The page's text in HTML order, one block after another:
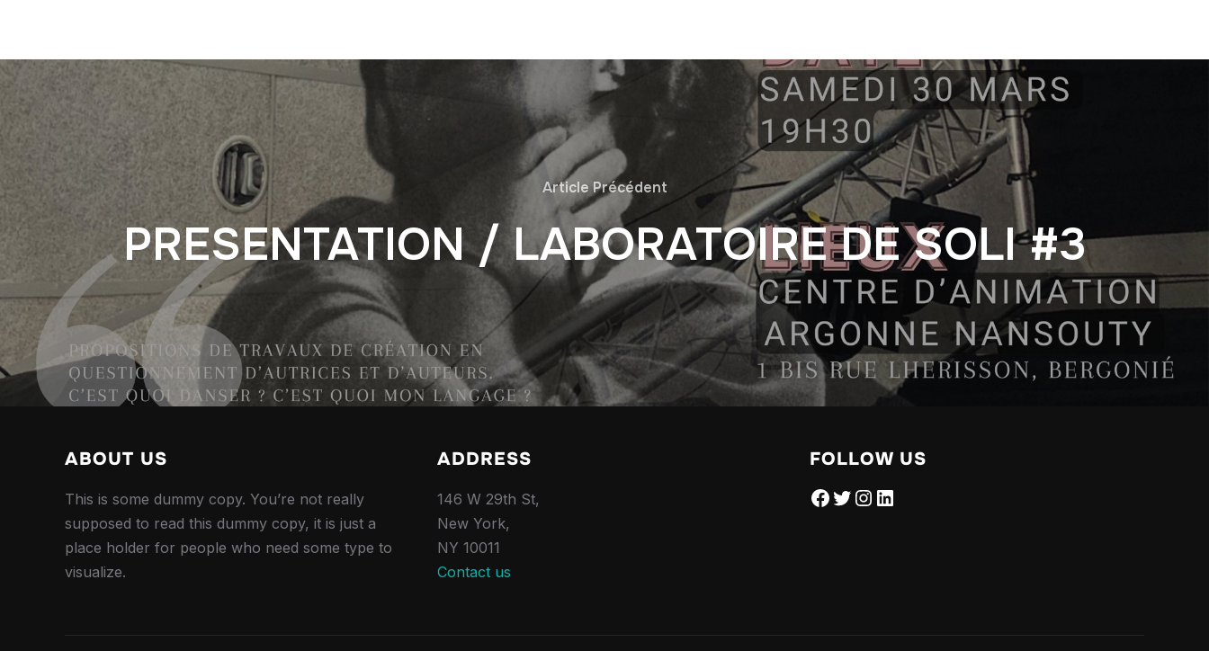
Article Précédent
PRESENTATION / LABORATOIRE DE SOLI #3
ABOUT US
This is some dummy copy. You’re not really
supposed to read this dummy copy, it is just a
place holder for people who need some type to
visualize.
ADDRESS
146 W 29th St,
New York,
NY 10011
Contact us
FOLLOW US
Facebook
Twitter
Instagram
LinkedIn